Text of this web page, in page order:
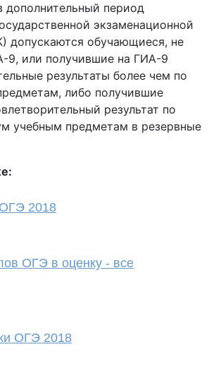
дополнительный период
экзаменационной
допускаются обучающиеся, не
9, или получившие на ГИА-9
результаты более чем по
либо получившие
результат по
учебным предметам в резервные
2018
ОГЭ в оценку - все
ОГЭ 2018